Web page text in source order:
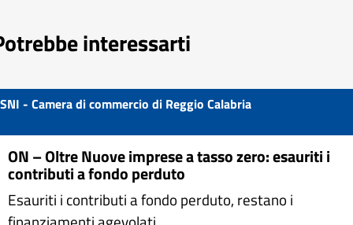
interessarti
SNI - Camera di commercio di Reggio Calabria
ON – Oltre Nuove imprese a tasso zero: esauriti i
contributi a fondo perduto
Esauriti i contributi a fondo perduto, restano i